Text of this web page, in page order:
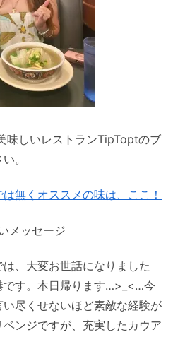
味しいレストランTipToptのブ
。
無くオススメの味は、ここ！
メッセージ
は、大変お世話になりました
す。本日帰ります…>_<…今
尽くせないほど素敵な経験が
ンジですが、充実したカウア